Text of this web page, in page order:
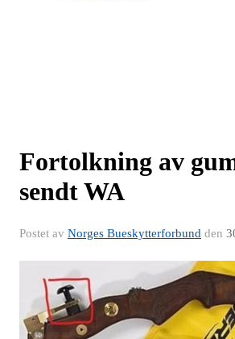
Fortolkning av
sendt WA
Postet av Norges Bueskytterforbund den